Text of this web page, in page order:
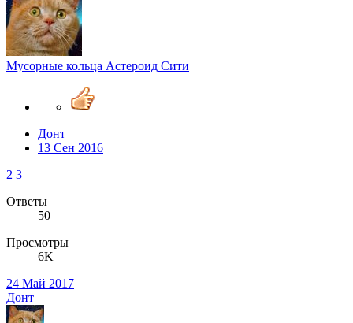
Мусорные кольца Астероид Сити
Донт
13 Сен 2016
2 3
Ответы
50
Просмотры
6K
24 Май 2017
Донт